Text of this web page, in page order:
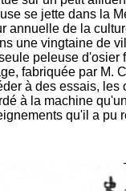
se jette dans la
annuelle de la
une vingtaine de
peleuse d'osier
fabriquée par M.
à des essais, les
à la machine
qu'il a pu